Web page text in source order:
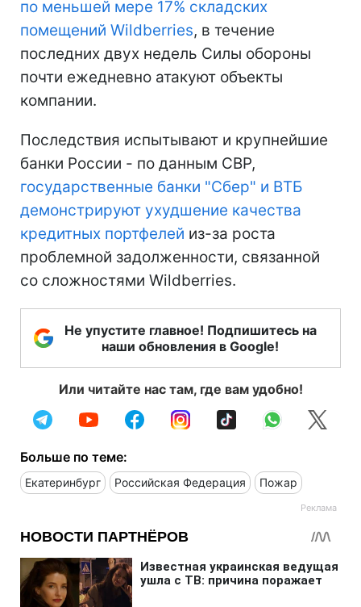
по меньшей мере 17% складских
помещений Wildberries, в течение
последних двух недель Силы обороны
почти ежедневно атакуют объекты
компании.
Последствия испытывают и крупнейшие
банки России - по данным СВР,
государственные банки "Сбер" и ВТБ
демонстрируют ухудшение качества
кредитных портфелей из-за роста
проблемной задолженности, связанной
со сложностями Wildberries.
Не упустите главное! Подпишитесь на
наши обновления в Google!
Или читайте нас там, где вам удобно!
Больше по теме:
Екатеринбург Российская Федерация Пожар